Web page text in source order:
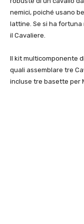
nemici, poiché usano
lattine. Se si ha
il Cavaliere.
Il kit multicomponente
quali assemblare tre
incluse tre basette per